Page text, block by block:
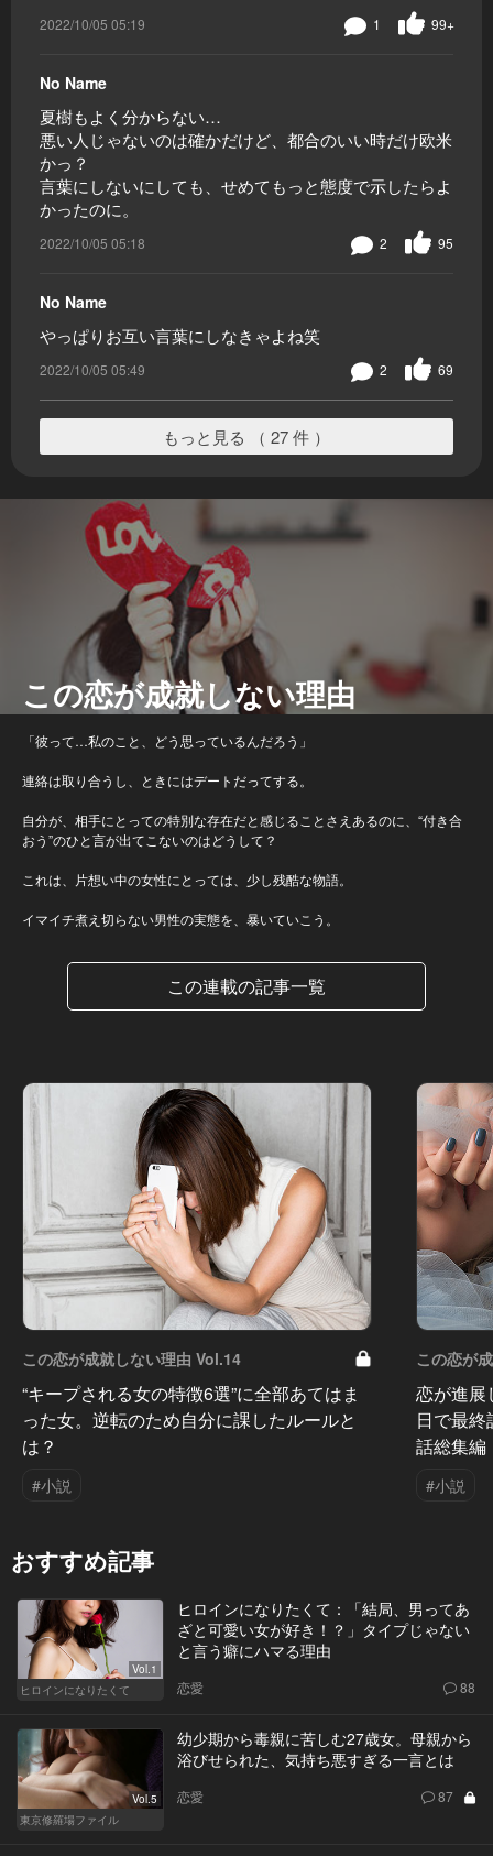
2022/10/05 05:19 99+
1
No Name
夏樹もよく分からない…
悪い人じゃないのは確かだけど、都合のいい時だけ欧米
かっ？
言葉にしないにしても、せめてもっと態度で示したらよ
かったのに。
2022/10/05 05:18 95
2
No Name
やっぱりお互い言葉にしなきゃよね笑
2022/10/05 05:49 69
2
もっと見る （ 27 件 ）
この恋が成就しない理由
「彼って…私のこと、どう思っているんだろう」
連絡は取り合うし、ときにはデートだってする。
自分が、相手にとっての特別な存在だと感じることさえあるのに、“付き合
おう”のひと言が出てこないのはどうして？
これは、片想い中の女性にとっては、少し残酷な物語。
イマイチ煮え切らない男性の実態を、暴いていこう。
この連載の記事一覧
この恋が成就しない理由 Vol.14
“キープされる女の特徴6選”に全部あてはま
った女。逆転のため自分に課したルールと
は？
#小説
この恋が
恋が進
日で最
話総集編
#小説
おすすめ記事
Vol.1
ヒロインになりたくて
ヒロインになりたくて：「結局、男ってあ
ざと可愛い女が好き！？」タイプじゃない
と言う癖にハマる理由
恋愛 88
Vol.5
東京修羅場ファイル
幼少期から毒親に苦しむ27歳女。母親から
浴びせられた、気持ち悪すぎる一言とは
恋愛 87